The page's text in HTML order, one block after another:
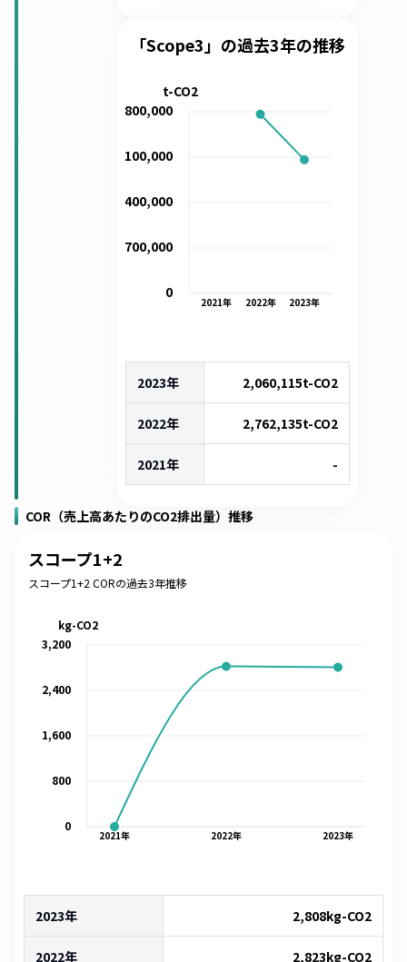
「Scope3」の過去3年の推移
2021年 2022年 2023年
0
700,000
1,400,000
2,100,000
2,800,000
t-CO2
2023年 2,060,115t-CO2
2022年 2,762,135t-CO2
2021年 -
COR（売上高あたりのCO2排出量）推移
スコープ1+2
スコープ1+2 CORの過去3年推移
2021年 2022年 2023年
0
800
1,600
2,400
3,200
kg-CO2
2023年 2,808kg-CO2
2022年 2,823kg-CO2